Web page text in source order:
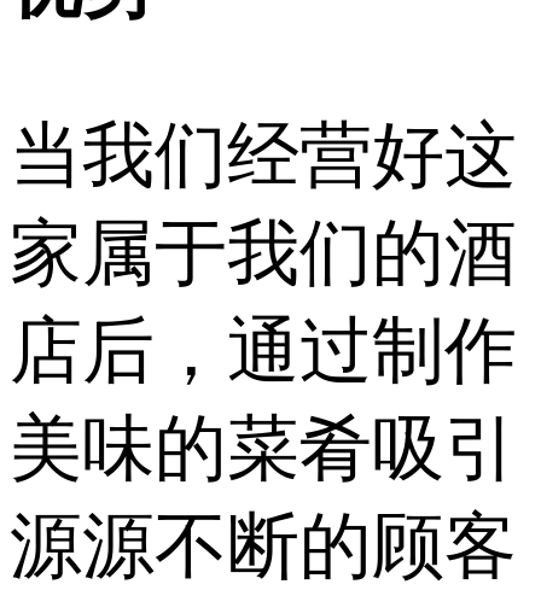
当我们经营好这
家属于我们的酒
店后，通过制作
美味的菜肴吸引
源源不断的顾客